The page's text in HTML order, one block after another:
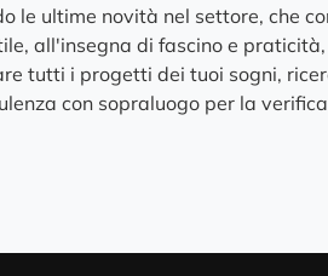
le ultime novità nel settore, che
all'insegna di fascino e
tutti i progetti dei tuoi sogni,
con sopraluogo per la